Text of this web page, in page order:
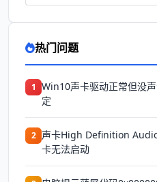
热门问题
1 Win10声卡驱动正常但没
定
2 声卡High Definition
卡无法启动